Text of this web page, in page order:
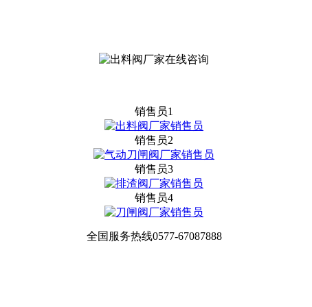
销售员1
销售员2
销售员3
销售员4
全国服务热线0577-67087888